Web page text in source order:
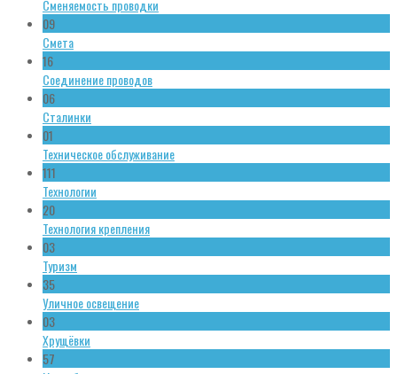
Сменяемость проводки
09
Смета
16
Соединение проводов
06
Сталинки
01
Техническое обслуживание
111
Технологии
20
Технология крепления
03
Туризм
35
Уличное освещение
03
Хрущёвки
57